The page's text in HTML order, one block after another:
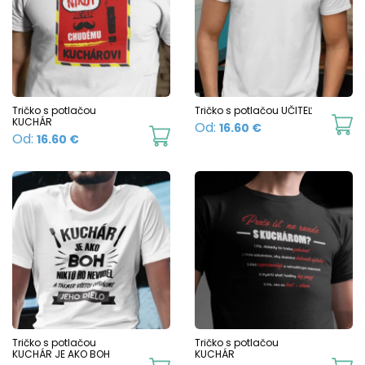
The
options
may
be
chosen
on
product
Tričko s potlačou
KUCHÁR
Od: 16.60 €
This
has
multiple
variants.
options
may
chosen
Tričko s potlačou UČITEĽ
Od: 16.60 €
Tričko s potlačou
KUCHÁR JE AKO BOH
Tričko s potlačou
KUCHÁR